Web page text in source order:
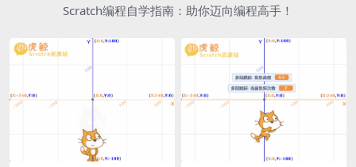
Scratch编程自学指南：助你迈向编程高手！